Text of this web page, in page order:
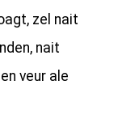
zel nait
nait
veur ale